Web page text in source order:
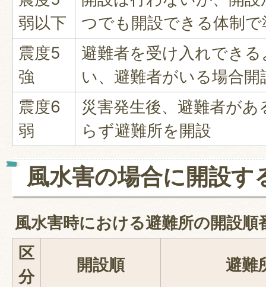
弱以下
つでも開設できる体制で
震度5
強
避難者を受け入れでき
い、避難者がいる場合開
震度6
弱
災害発生後、避難者が
らず避難所を開設
風水害の場合に開設す
風水害時における避難所の開設順
区
分
開設順 避難